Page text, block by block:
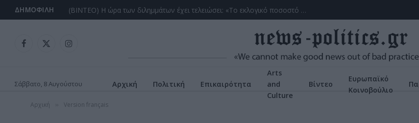
ΔΗΜΟΦΙΛΉ (ΒΙΝΤΕΟ) Η ώρα των διλημμάτων έχει τελειώσει: «Το εκλογικό ποσοστό του Αν. Σαμαρά θα είναι έκπληξη για όλους»
Facebook
X
Instagram
Σάββατο, 8 Αυγούστου Αρχική Πολιτική Επικαιρότητα
Arts
and
Culture
Βίντεο
Ευρωπαϊκό
Κοινοβούλιο
Αρχική Version français